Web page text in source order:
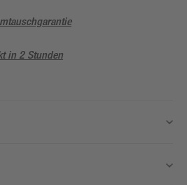
in 2 Stunden